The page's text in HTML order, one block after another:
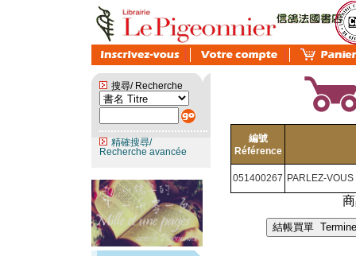
搜尋/ Recherche
精確搜尋/
Recherche avancée
編號
Référence
051400267 PARLEZ-